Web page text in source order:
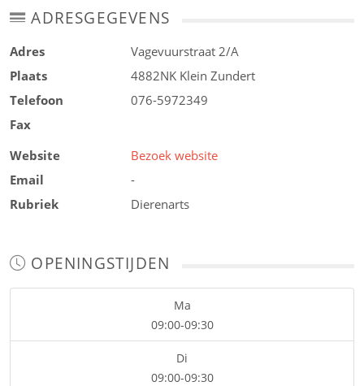
ADRESGEGEVENS
Adres
Vagevuurstraat 2/A
Plaats
4882NK Klein Zundert
Telefoon
076-5972349
Fax
Website
Bezoek website
Email
-
Rubriek
Dierenarts
OPENINGSTIJDEN
Ma
09:00-09:30
Di
09:00-09:30